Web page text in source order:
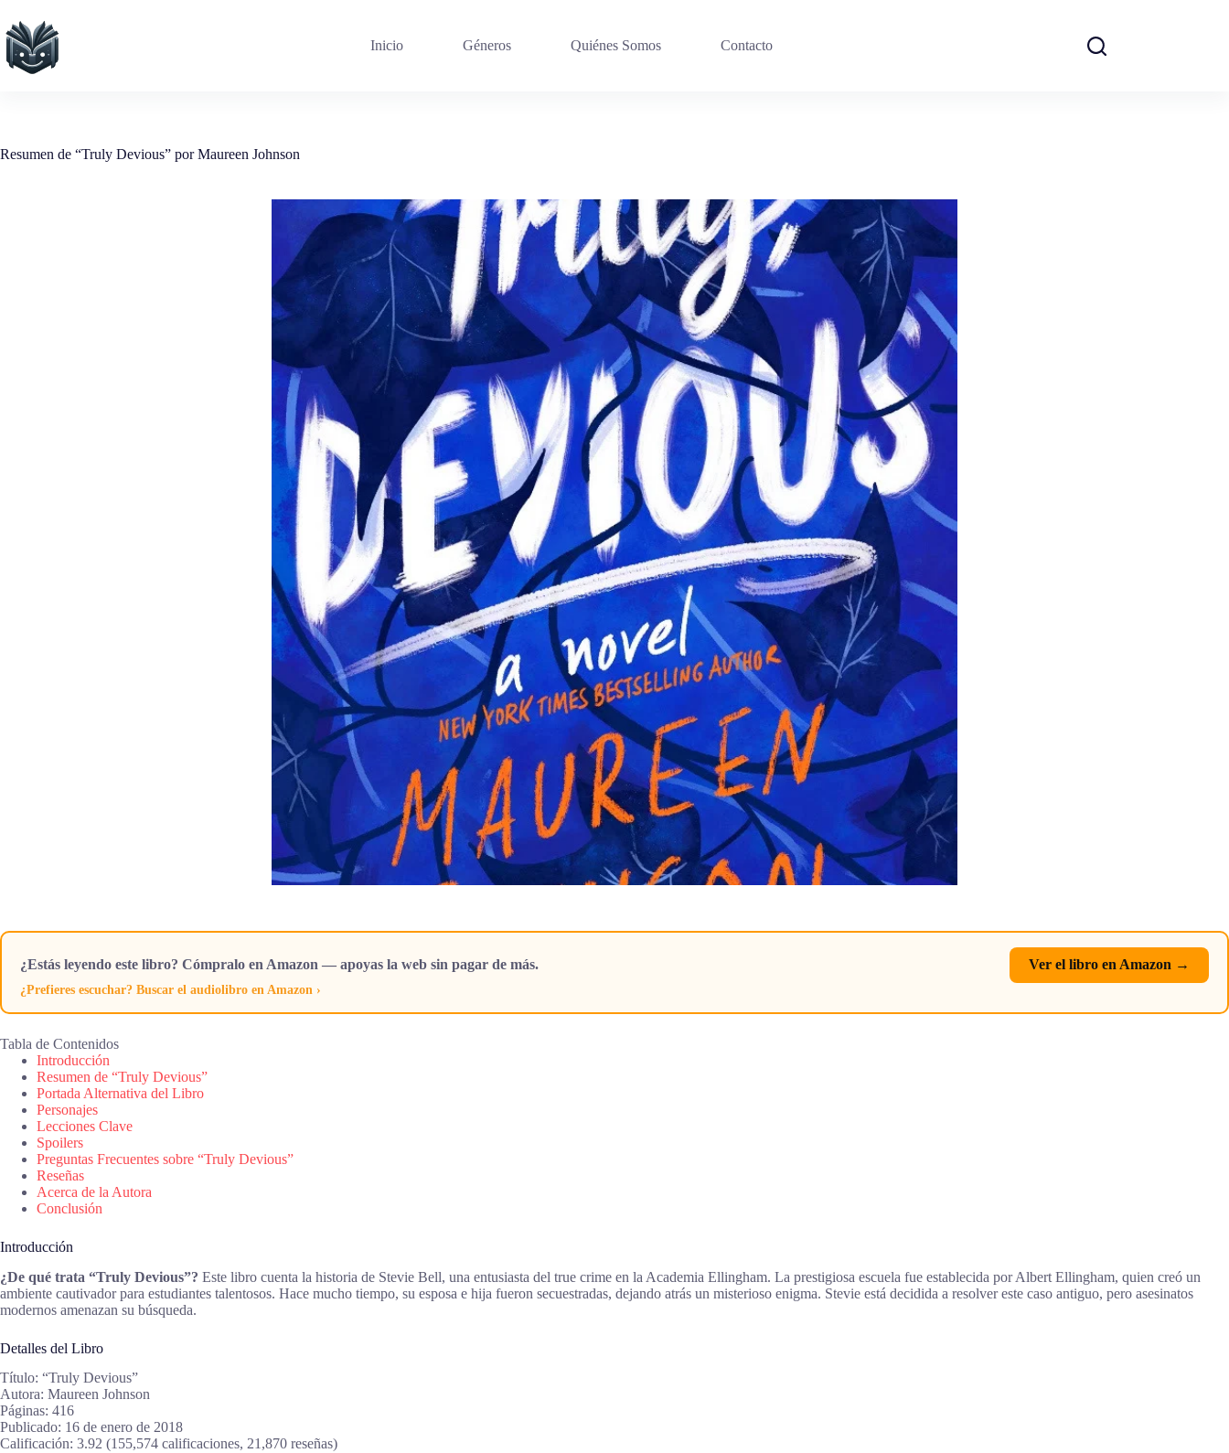
contenido
Inicio Géneros Quiénes Somos Contacto
Resumen de “Truly Devious” por Maureen Johnson
¿Estás leyendo este libro? Cómpralo en Amazon — apoyas la web sin pagar de más. Ver el libro en Amazon →
¿Prefieres escuchar? Buscar el audiolibro en Amazon ›
Tabla de Contenidos
Introducción
Resumen de “Truly Devious”
Portada Alternativa del Libro
Personajes
Lecciones Clave
Spoilers
Preguntas Frecuentes sobre “Truly Devious”
Reseñas
Acerca de la Autora
Conclusión
Introducción
¿De qué trata “Truly Devious”? Este libro cuenta la historia de Stevie Bell, una entusiasta del true crime en la Academia Ellingham. La prestigiosa escuela fue establecida por Albert Ellingham, quien creó un
ambiente cautivador para estudiantes talentosos. Hace mucho tiempo, su esposa e hija fueron secuestradas, dejando atrás un misterioso enigma. Stevie está decidida a resolver este caso antiguo, pero asesinatos
modernos amenazan su búsqueda.
Detalles del Libro
Título: “Truly Devious”
Autora: Maureen Johnson
Páginas: 416
Publicado: 16 de enero de 2018
Calificación: 3.92 (155,574 calificaciones, 21,870 reseñas)